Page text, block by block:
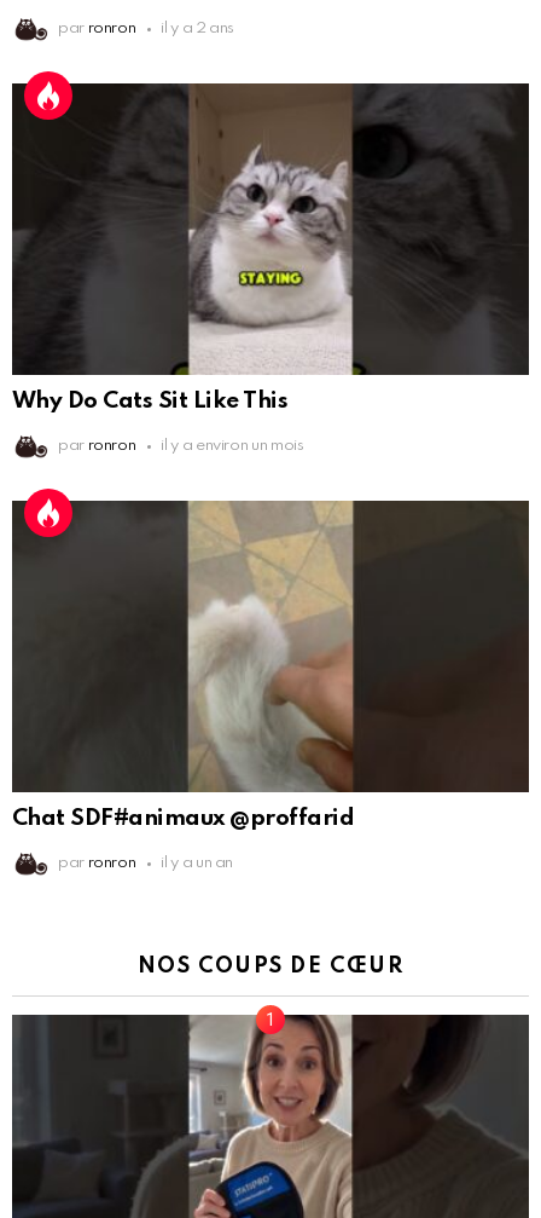
par ronron il y a 2 ans
Why Do Cats Sit Like This
par ronron il y a environ un mois
Chat SDF#animaux @proffarid
par ronron il y a un an
NOS COUPS DE CŒUR